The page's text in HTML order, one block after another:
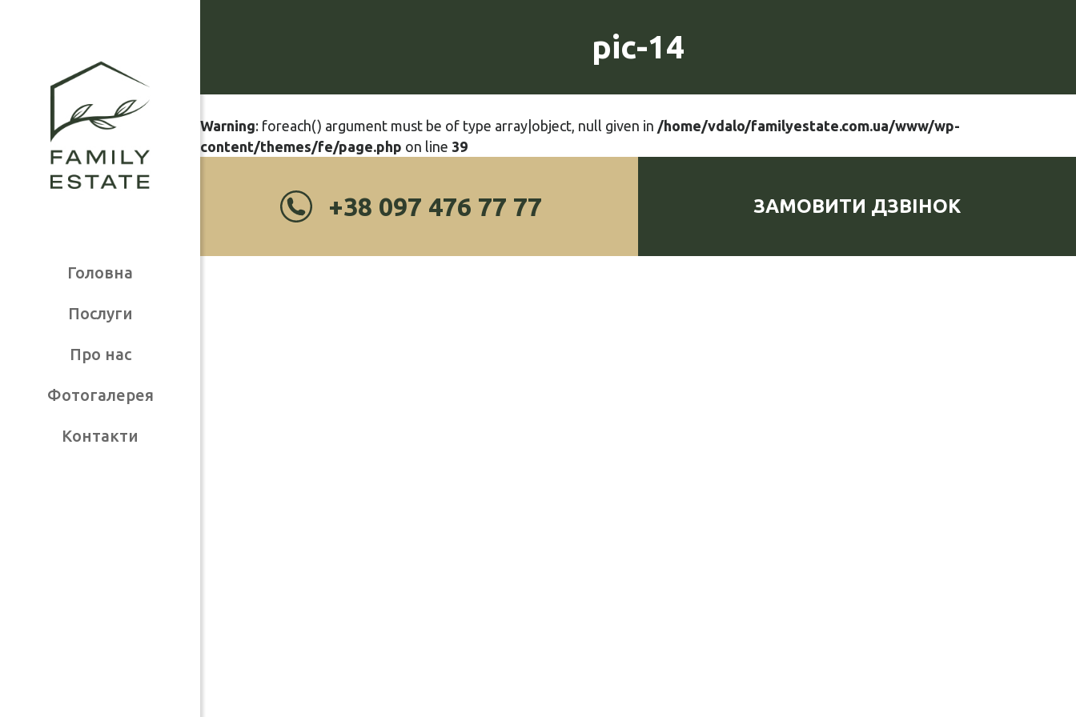
Головна
Послуги
Про нас
Фотогалерея
Контакти
pic-14
Warning: foreach() argument must be of type array|object, null given in /home/vdalo/familyestate.com.ua/www/wp-
content/themes/fe/page.php on line 39
+38 097 476 77 77 ЗАМОВИТИ ДЗВІНОК